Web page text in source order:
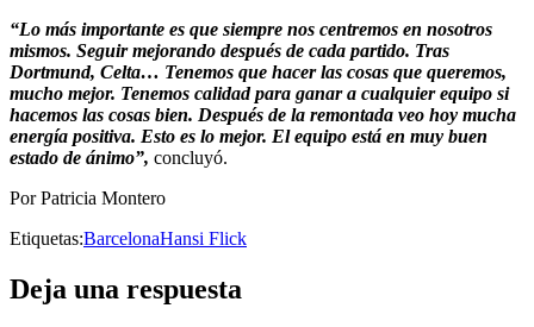
“Lo más importante es que siempre nos centremos en nosotros
mismos. Seguir mejorando después de cada partido. Tras
Dortmund, Celta… Tenemos que hacer las cosas que queremos,
mucho mejor. Tenemos calidad para ganar a cualquier equipo si
hacemos las cosas bien. Después de la remontada veo hoy mucha
energía positiva. Esto es lo mejor. El equipo está en muy buen
estado de ánimo”, concluyó.
Por Patricia Montero
Etiquetas:BarcelonaHansi Flick
Deja una respuesta